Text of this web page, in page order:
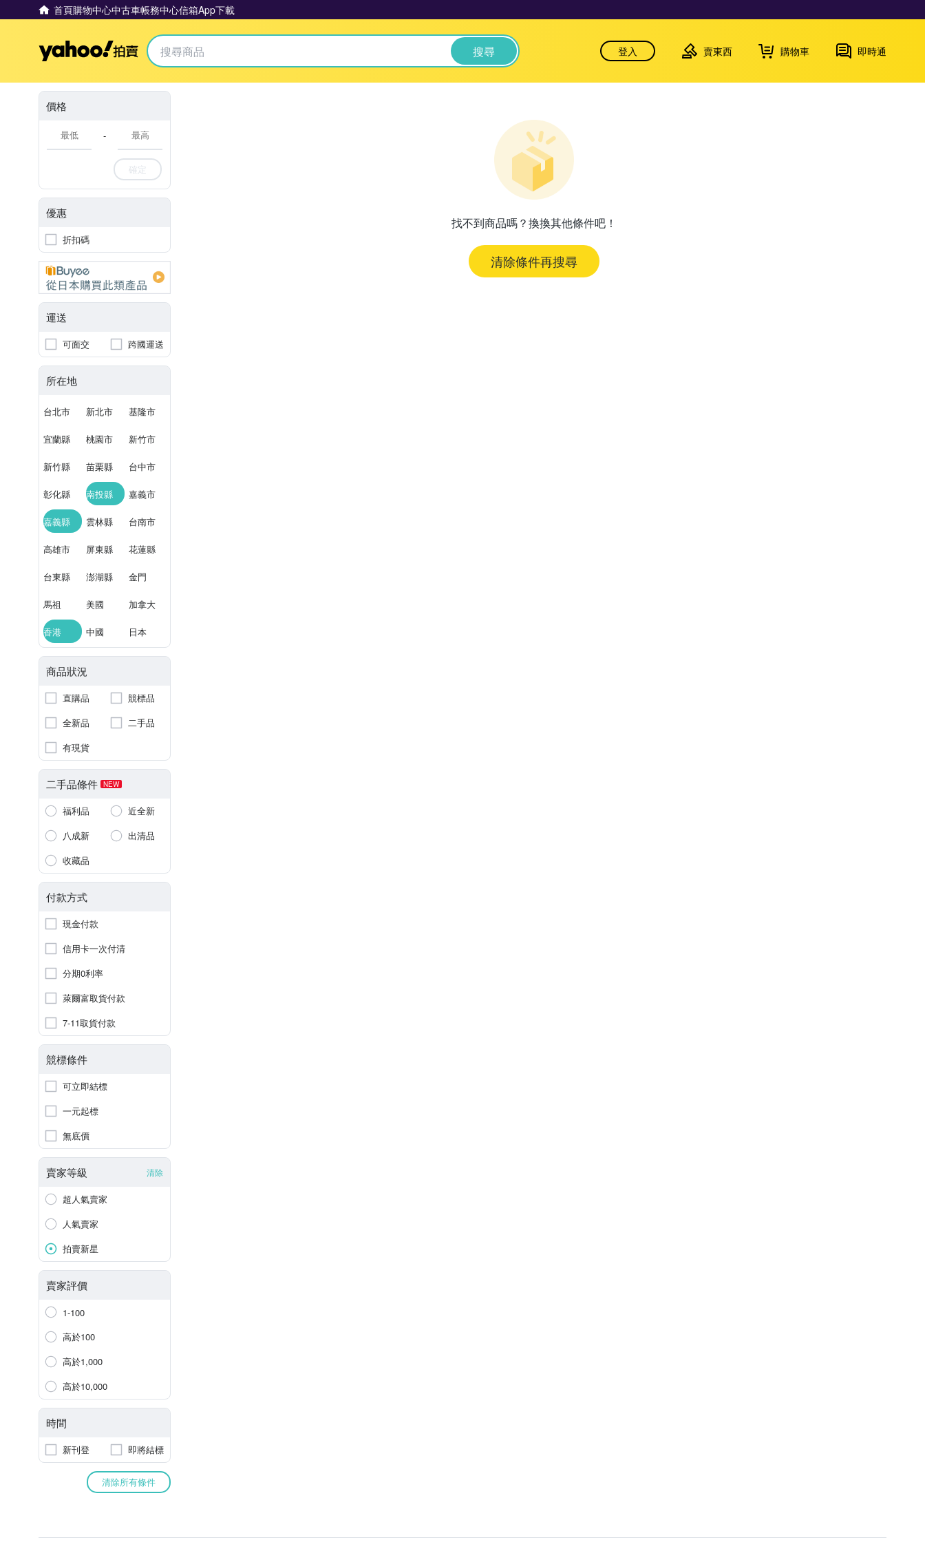
首頁購物中心中古車帳務中心信箱App下載
Yahoo拍賣 搜尋 登入 賣東西 購物車 即時通
價格
-
確定
優惠
折扣碼
運送
可面交 跨國運送
所在地
台北市 新北市 基隆市
宜蘭縣 桃園市 新竹市
新竹縣 苗栗縣 台中市
彰化縣 南投縣 嘉義市
嘉義縣 雲林縣 台南市
高雄市 屏東縣 花蓮縣
台東縣 澎湖縣 金門
馬祖 美國 加拿大
香港 中國 日本
商品狀況
直購品
競標品
全新品
二手品
有現貨
二手品條件 NEW
福利品
近全新
八成新
出清品
收藏品
付款方式
現金付款
信用卡一次付清
分期0利率
萊爾富取貨付款
7-11取貨付款
競標條件
可立即結標
一元起標
無底價
賣家等級 清除
超人氣賣家
人氣賣家
拍賣新星
賣家評價
1-100
高於100
高於1,000
高於10,000
時間
新刊登 即將結標
清除所有條件
找不到商品嗎？換換其他條件吧！
清除條件再搜尋